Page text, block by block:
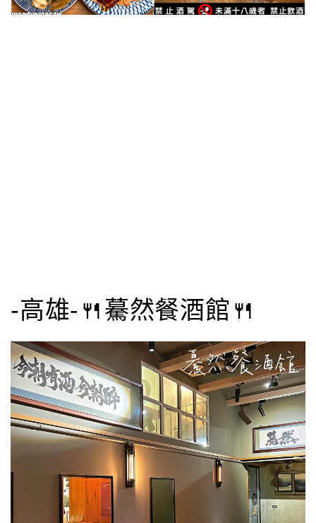
-高雄-🍴驀然餐酒館🍴